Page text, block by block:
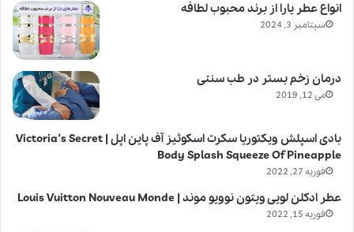
انواع عطر یارا از برند محبوب لطافه
سپتامبر 3, 2024
درمان زخم بستر در طب سنتی
می 12, 2019
بادی اسپلش ویکتوریا سکرت اسکوئیز آف پاین اپل | Victoria’s Secret
Body Splash Squeeze Of Pineapple
فوریه 27, 2022
عطر ادکلن لویی ویتون نوویو موند | Louis Vuitton Nouveau Monde
فوریه 15, 2022